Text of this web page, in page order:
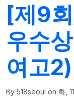
[제9
우수
여고2)
By 518seoul on 화,